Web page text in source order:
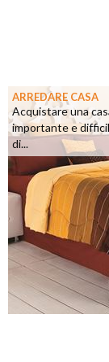
ARREDARE CASA
Acquistare una
importante e
di...